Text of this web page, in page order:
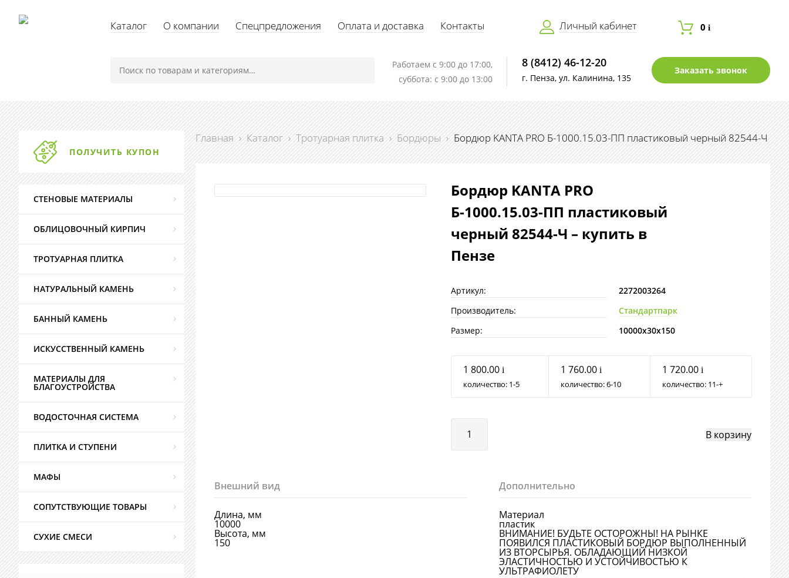
Каталог О компании Спецпредложения Оплата и доставка Контакты Личный кабинет 0i
Работаем c 9:00 до 17:00,
суббота: с 9:00 до 13:00
8 (8412) 46-12-20
г. Пенза, ул. Калинина, 135
Заказать звонок
Главная › Каталог › Тротуарная плитка › Бордюры › Бордюр KANTA PRO Б-1000.15.03-ПП пластиковый черный 82544-Ч
Бордюр KANTA PRO
Б-1000.15.03-ПП пластиковый
черный 82544-Ч – купить в
Пензе
Артикул:
2272003264
Производитель:
Стандартпарк
Размер:
10000х30х150
1 800.00 i
количество: 1 5
1 760.00 i
количество:6 10
1 720.00 i
количество: 11 +
Внешний вид
Длина, мм
10000
Высота, мм
150
Дополнительно
Материал
пластик
ВНИМАНИЕ! БУДЬТЕ ОСТОРОЖНЫ! НА РЫНКЕ
ПОЯВИЛСЯ ПЛАСТИКОВЫЙ БОРДЮР ВЫПОЛНЕННЫЙ
ИЗ ВТОРСЫРЬЯ. ОБЛАДАЮЩИЙ НИЗКОЙ
ЭЛАСТИЧНОСТЬЮ И УСТОЙЧИВОСТЬЮ К
УЛЬТРАФИОЛЕТУ
ПОЛУЧИТЬ КУПОН
СТЕНОВЫЕ МАТЕРИАЛЫ
ОБЛИЦОВОЧНЫЙ КИРПИЧ
ТРОТУАРНАЯ ПЛИТКА
НАТУРАЛЬНЫЙ КАМЕНЬ
БАННЫЙ КАМЕНЬ
ИСКУССТВЕННЫЙ КАМЕНЬ
МАТЕРИАЛЫ ДЛЯ
БЛАГОУСТРОЙСТВА
ВОДОСТОЧНАЯ СИСТЕМА
ПЛИТКА И СТУПЕНИ
МАФЫ
СОПУТСТВУЮЩИЕ ТОВАРЫ
СУХИЕ СМЕСИ